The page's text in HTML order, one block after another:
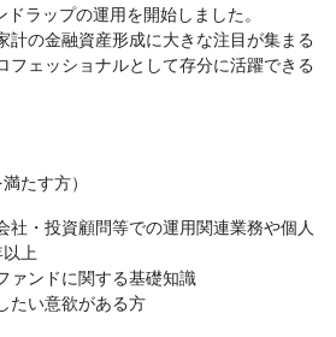
ラップの運用を開始しました。
計の金融資産形成に大きな注目が集まる
フェッショナルとして存分に活躍できる
たす方）
社・投資顧問等での運用関連業務や個人
上
ァンドに関する基礎知識
たい意欲がある方